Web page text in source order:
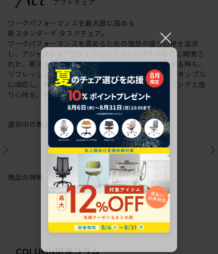
ワークパフォーマンスを最大限に高める
新スタンダード タスクチェア。
ワークパフォーマンスを高めるための理想の座り心地を追求
し、アジャスト＆アクティブというコンセプトのもとに開発さ
れた、新スタンダードのタスクチェア。作業に集中する時も、
リフレッシュする時も、座る姿勢や身体の動きにフレキシブル
に順応し、快適にサポートします。新感覚のスタイリングと座
り心地を、ぜひご体感ください。
選択中の商品情報保証注意事項
商品の特徴
関連コラム
×